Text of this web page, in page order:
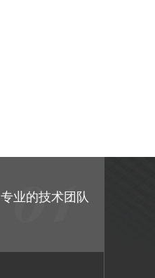
专业的技术团队